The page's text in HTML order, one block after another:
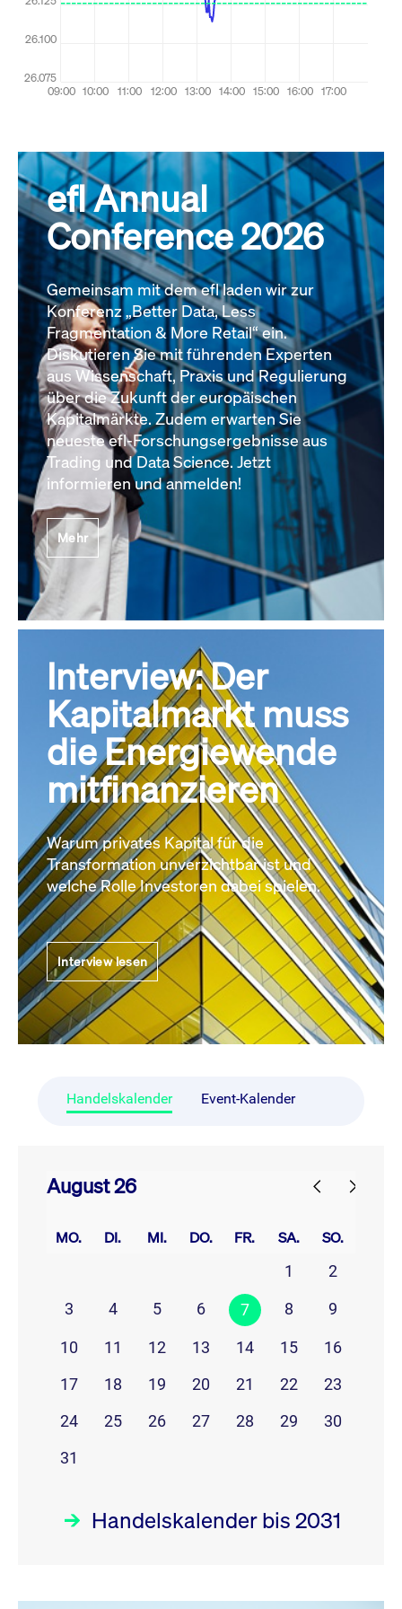
efl Annual
Conference 2026
Gemeinsam mit dem efl laden wir zur
Konferenz „Better Data, Less
Fragmentation & More Retail“ ein.
Diskutieren Sie mit führenden Experten
aus Wissenschaft, Praxis und Regulierung
über die Zukunft der europäischen
Kapitalmärkte. Zudem erwarten Sie
neueste efl-Forschungsergebnisse aus
Trading und Data Science. Jetzt
informieren und anmelden!
Mehr
Interview: Der
Kapitalmarkt muss
die Energiewende
mitfinanzieren
Warum privates Kapital für die
Transformation unverzichtbar ist und
welche Rolle Investoren dabei spielen.
Interview lesen
Handelskalender Event-Kalender
August 26
MO. DI. MI. DO. FR. SA. SO.
1
2
3
4 5 6 7 8 9
10 11 12 13 14 15
16
17
18 19 20 21 22
23
24
25 26 27 28 29
30
31
Handelskalender bis 2031